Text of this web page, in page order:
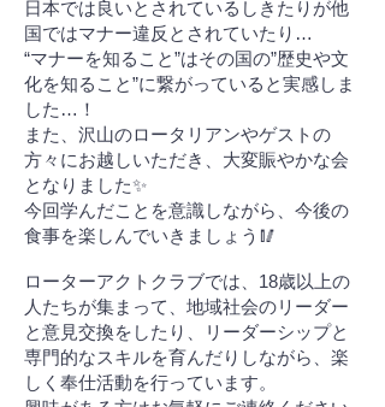
日本では良いとされているしきたりが他
国ではマナー違反とされていたり…
“マナーを知ること”はその国の”歴史や文
化を知ること”に繋がっていると実感しま
した…！
また、沢山のロータリアンやゲストの
方々にお越しいただき、大変賑やかな会
となりました✨
今回学んだことを意識しながら、今後の
食事を楽しんでいきましょう🥢
ローターアクトクラブでは、18歳以上の
人たちが集まって、地域社会のリーダー
と意見交換をしたり、リーダーシップと
専門的なスキルを育んだりしながら、楽
しく奉仕活動を行っています。